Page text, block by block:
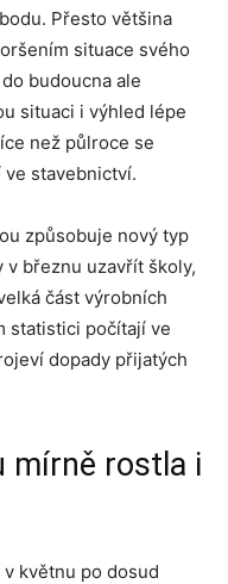
Přesto většina
situace svého
budoucna ale
situaci i výhled lépe
než půlroce se
ve stavebnictví.
způsobuje nový typ
v březnu uzavřít školy,
část výrobních
statistici počítají ve
dopady přijatých
mírně rostla i
květnu po dosud